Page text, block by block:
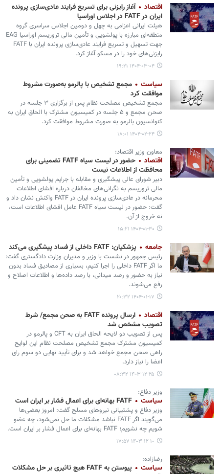
اقتصاد
آغاز رایزنی برای تسریع فرایند عادی‌سازی پرونده
ایران در FATF در اجلاس اوراسیا
هیئت ایرانی اعزامی به چهل و دومین اجلاس سراسری گروه
منطقه‌ای مبارزه با پولشویی و تأمین مالی تروریسم اوراسیا EAG
جهت تسهیل و تسریع فرایند عادی‌سازی پرونده ایران با FATF
رایزنی‌های خود را در مسکو آغاز کرد.
۱۴۰۴-۰۳-۰۴ ۱۹:۲۱
سیاست
مجمع تشخیص با پالرمو به‌صورت مشروط
موافقت کرد
مجمع تشخیص مصلحت نظام پس از برگزاری ۳ جلسه در
صحن مجمع و ۵ جلسه در کمیسیون مشترک با الحاق ایران به
کنوانسیون پالرمو به صورت مشروط موافقت کرد.
۱۴۰۴-۰۲-۲۴ ۱۸:۰۱
معاون وزیر اقتصاد:
اقتصاد
حضور در لیست سیاه FATF تضمینی برای
محافظت از اطلاعات نیست
دبیر شورای عالی پیشگیری و مقابله با جرایم پولشویی و تأمین
مالی تروریسم به نگرانی‌های مخالفان درباره افشای اطلاعات
محرمانه در عادی‌سازی پرونده ایران در FATF واکنش نشان داد و
گفت: حضور در لیست سیاه FATF عامل افشای اطلاعات است،
نه خروج از آن.
۱۴۰۴-۰۱-۳۰ ۱۵:۲۱
جامعه پزشکیان: FATF داخلی از فساد پیشگیری می‌کند
رئیس جمهور در نشست با وزیر و مدیران وزارت دادگستری گفت:
ما اگر FATF داخلی را اجرا کنیم، بسیاری از مصادیق فساد بدون
نیاز به حضور و رصد میدانی، با رصد داده‌ها و اطلاعات اصلاح و
رفع می‌شوند.
۱۴۰۴-۰۱-۱۷ ۲۰:۳۲
اقتصاد
ارسال پرونده FATF به صحن مجمع/ شرط
تصویب مشخص شد
پس از تصویب دو لایحه الحاق ایران به CFT و پالرمو در
کمیسیون مشترک مجمع تشخیص مصلحت نظام این لوایح
راهی صحن مجمع خواهد شد و برای تأیید نهایی دو سوم رای
اعضا را نیاز دارد.
۱۴۰۳-۱۲-۲۵ ۰۸:۳۲
وزیر دفاع:
سیاست FATF بهانه‌ای برای اعمال فشار بر ایران است
وزیر دفاع و پشتیبانی نیروهای مسلح گفت: امروز بعضی‌ها
می‌گویند اگر FATF نباشد مشکلات ما حل نمی‌شود، چه عضو
شویم چه نشویم؛ FATF بهانه‌ای برای اعمال فشار بر ایران است.
۱۴۰۳-۱۲-۱۰ ۱۷:۵۷
رضازاده:
سیاست
پیوستن به FATF هیچ تاثیری بر حل مشکلات